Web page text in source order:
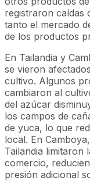
registraron caídas
tanto el mercado
de los productos
En Tailandia y
se vieron
cultivo. Algunos
cambiaron al
del azúcar
los campos de
de yuca, lo que
local. En
Tailandia limitaron
comercio,
presión adicional